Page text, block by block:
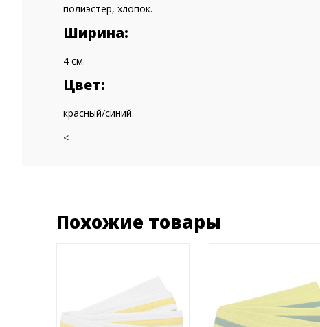
полиэстер, хлопок.
Ширина:
4 см.
Цвет:
красный/синий.
<
Похожие товары